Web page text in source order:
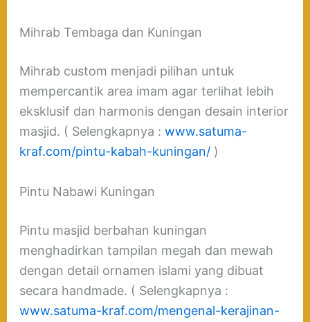
Mihrab Tembaga dan Kuningan
Mihrab custom menjadi pilihan untuk
mempercantik area imam agar terlihat lebih
eksklusif dan harmonis dengan desain interior
masjid. ( Selengkapnya : www.satuma-
kraf.com/pintu-kabah-kuningan/)
Pintu Nabawi Kuningan
Pintu masjid berbahan kuningan
menghadirkan tampilan megah dan mewah
dengan detail ornamen islami yang dibuat
secara handmade. ( Selengkapnya :
www.satuma-kraf.com/mengenal-kerajinan-